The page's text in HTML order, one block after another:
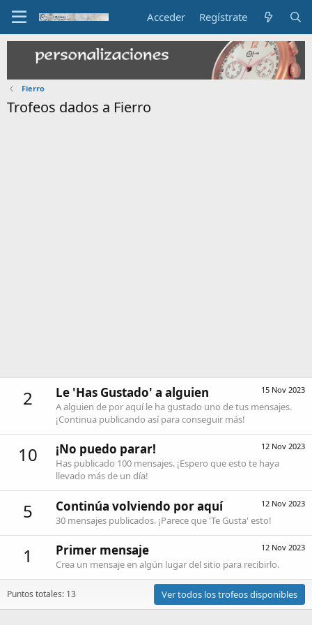
Acceder Regístrate
Fierro
Trofeos dados a Fierro
2 15 Nov 2023
Le 'Has Gustado' a alguien
A alguien de por aquí le ha gustado uno de tus mensajes.
¡Continua publicando así para conseguir más!
10 12 Nov 2023
¡No puedo parar!
Has publicado 100 mensajes. ¡Espero que esto te haya
llevado más de un día!
5 12 Nov 2023
Continúa volviendo por aquí
30 mensajes publicados. ¡Parece que 'Te Gusta' esto!
1 12 Nov 2023
Primer mensaje
Crea un mensaje en algún lugar del sitio para recibirlo.
Puntos totales: 13 Ver todos los trofeos disponibles